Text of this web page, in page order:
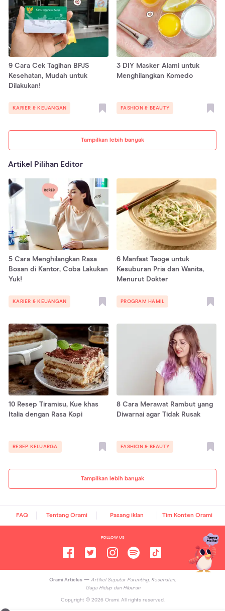
Tampilkan lebih banyak
9 Cara Cek Tagihan BPJS
Kesehatan, Mudah untuk
Dilakukan!
KARIER & KEUANGAN
3 DIY Masker Alami untuk
Menghilangkan Komedo
FASHION & BEAUTY
Artikel Pilihan Editor
Tampilkan lebih banyak
5 Cara Menghilangkan Rasa
Bosan di Kantor, Coba Lakukan
Yuk!
KARIER & KEUANGAN
6 Manfaat Taoge untuk
Kesuburan Pria dan Wanita,
Menurut Dokter
PROGRAM HAMIL
10 Resep Tiramisu, Kue khas
Italia dengan Rasa Kopi
RESEP KELUARGA
8 Cara Merawat Rambut yang
Diwarnai agar Tidak Rusak
FASHION & BEAUTY
FAQ Tentang Orami Pasang iklan Tim Konten Orami
FOLLOW US
Orami Articles — Artikel Seputar Parenting, Kesehatan,
Gaya Hidup dan Hiburan
Copyright © 2026Orami. All rights reserved.